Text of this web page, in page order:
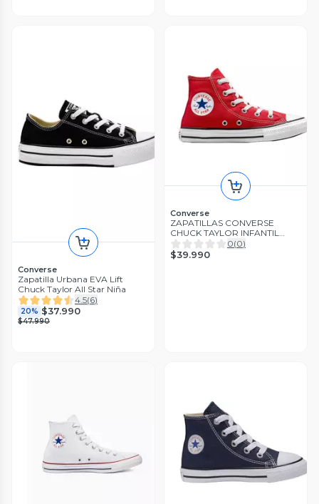
Converse
Zapatilla Urbana EVA Lift
Chuck Taylor All Star Niña
4.5(6)
20% $37.990
$47.990
Converse
ZAPATILLAS CONVERSE
CHUCK TAYLOR INFANTIL
3J232C-600
0(0)
$39.990